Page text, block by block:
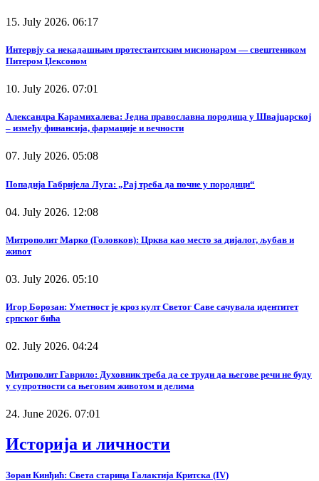
15. July 2026. 06:17
Интервју са некадашњим протестантским мисионаром — свештеником
Питером Џексоном
10. July 2026. 07:01
Александра Карамихалева: Једна православна породица у Швајцарској
– између финансија, фармације и вечности
07. July 2026. 05:08
Попадија Габријела Луга: „Рај треба да почне у породици“
04. July 2026. 12:08
Митрополит Марко (Головков): Црква као место за дијалог, љубав и
живот
03. July 2026. 05:10
Игор Борозан: Уметност је кроз култ Светог Саве сачувала идентитет
српског бића
02. July 2026. 04:24
Митрополит Гаврило: Духовник треба да се труди да његове речи не буду
у супротности са његовим животом и делима
24. June 2026. 07:01
Историја и личности
Зоран Кинђић: Света старица Галактија Критска (IV)